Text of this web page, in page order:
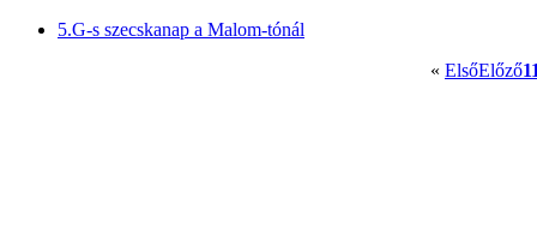
5.G-s szecskanap a Malom-tónál
« ElsőElőző